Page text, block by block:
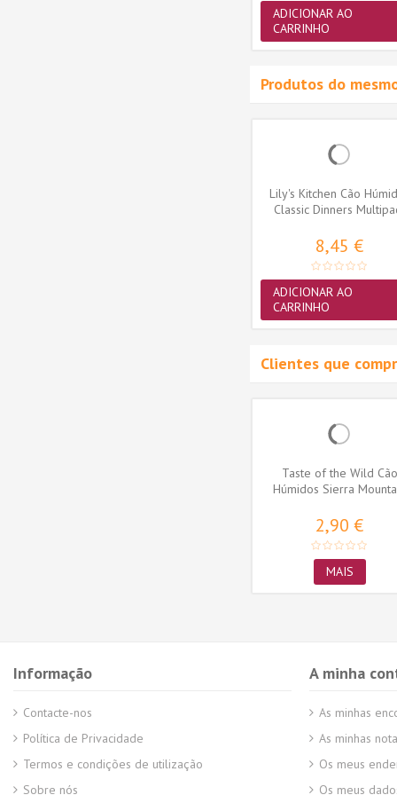
ADICIONAR AO
CARRINHO
Produtos do
Lily's Kitchen Cão
Classic Dinners
8,45 €
ADICIONAR AO
CARRINHO
Clientes que
Taste of the Wild Cão
Húmidos Sierra
2,90 €
MAIS
Informação
Contacte-nos
Política de Privacidade
Termos e condições de utilização
Sobre nós
A minha
As minhas
As minhas
Os meus
Os meus